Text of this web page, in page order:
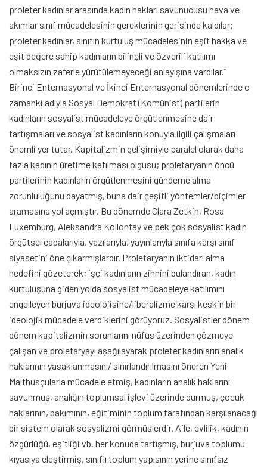
proleter kadınlar arasında kadın hakları savunucusu hava ve
akımlar sınıf mücadelesinin gereklerinin gerisinde kaldılar;
proleter kadınlar, sınıfın kurtuluş mücadelesinin eşit hakka ve
eşit değere sahip kadınların bilinçli ve özverili katılımı
olmaksızın zaferle yürütülemeyeceği anlayışına vardılar.”
Birinci Enternasyonal ve İkinci Enternasyonal dönemlerinde o
zamanki adıyla Sosyal Demokrat (Komünist) partilerin
kadınların sosyalist mücadeleye örgütlenmesine dair
tartışmaları ve sosyalist kadınların konuyla ilgili çalışmaları
önemli yer tutar. Kapitalizmin gelişimiyle paralel olarak daha
fazla kadının üretime katılması olgusu; proletaryanın öncü
partilerinin kadınların örgütlenmesini gündeme alma
zorunluluğunu dayatmış, buna dair çeşitli yöntemler/biçimler
aramasına yol açmıştır. Bu dönemde Clara Zetkin, Rosa
Luxemburg, Aleksandra Kollontay ve pek çok sosyalist kadın
örgütsel çabalarıyla, yazılarıyla, yayınlarıyla sınıfa karşı sınıf
siyasetini öne çıkarmışlardır. Proletaryanın iktidarı alma
hedefini gözeterek; işçi kadınların zihnini bulandıran, kadın
kurtuluşuna giden yolda sosyalist mücadeleye katılımını
engelleyen burjuva ideolojisine/liberalizme karşı keskin bir
ideolojik mücadele verdiklerini görüyoruz. Sosyalistler dönem
dönem kapitalizmin sorunlarını nüfus üzerinden çözmeye
çalışan ve proletaryayı aşağılayarak proleter kadınların analık
haklarının yasaklanmasını/ sınırlandırılmasını öneren Yeni
Malthusçularla mücadele etmiş, kadınların analık haklarını
savunmuş, analığın toplumsal işlevi üzerinde durmuş, çocuk
haklarının, bakımının, eğitiminin toplum tarafından karşılanacağı
bir sistem olarak sosyalizmi görmüşlerdir. Aile, evlilik, kadının
özgürlüğü, eşitliği vb. her konuda tartışmış, burjuva toplumu
kıyasıya eleştirmiş, sınıflı toplum yapısının yerine sınıfsız